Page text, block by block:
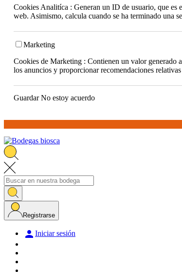
Cookies Analitíca : Generan un ID de usuario, que es
web. Asimismo, calcula cuando se ha terminado una
Marketing
Cookies de Marketing : Contienen un valor generado
los anuncios y proporcionar recomendaciones
GuardarNo estoy acuerdo
Registrarse
 Iniciar sesión